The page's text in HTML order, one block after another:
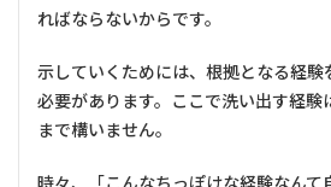
ればならないからです。
示していくためには、根拠となる経験
必要があります。ここで洗い出す経験
まで構いません。